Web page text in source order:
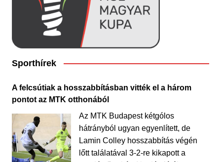
Sporthírek
A felcsútiak a hosszabbításban vitték el a három
pontot az MTK otthonából
Az MTK Budapest kétgólos
hátrányból ugyan egyenlített, de
Lamin Colley hosszabbítás végén
lőtt találatával 3-2-re kikapott a